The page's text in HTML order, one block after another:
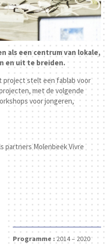
als een centrum van lokale,
en uit te breiden.
project stelt een fablab voor
met de volgende
voor jongeren,
partners Molenbeek Vivre
Programme :2014 – 2020